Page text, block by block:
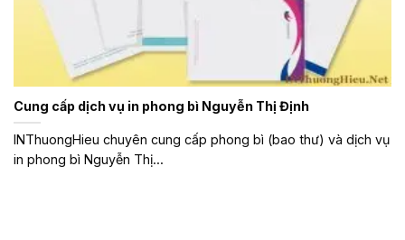
Cung cấp dịch vụ in phong bì Nguyễn Thị Định
INThuongHieu chuyên cung cấp phong bì (bao thư) và dịch vụ
in phong bì Nguyễn Thị...